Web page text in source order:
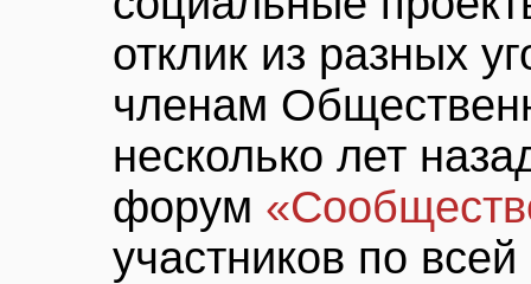
отклик из разных
членам
несколько лет
форум
участников по